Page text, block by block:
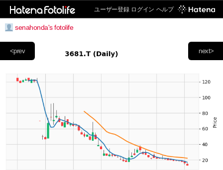
ユーザー登録 ログイン ヘルプ
senahonda's fotolife
next>
<prev